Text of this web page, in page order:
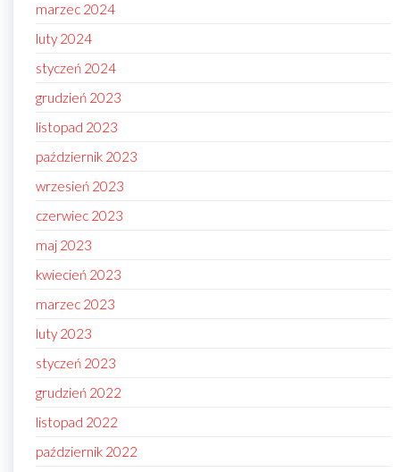
marzec 2024
luty 2024
styczeń 2024
grudzień 2023
listopad 2023
październik 2023
wrzesień 2023
czerwiec 2023
maj 2023
kwiecień 2023
marzec 2023
luty 2023
styczeń 2023
grudzień 2022
listopad 2022
październik 2022